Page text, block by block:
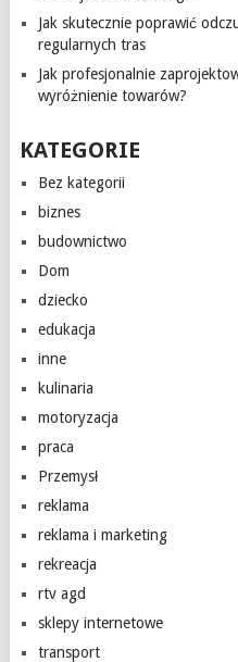
Jak skutecznie poprawić
regularnych tras
Jak profesjonalnie
wyróżnienie towarów?
KATEGORIE
Bez kategorii
biznes
budownictwo
Dom
dziecko
edukacja
inne
kulinaria
motoryzacja
praca
Przemysł
reklama
reklama i marketing
rekreacja
rtv agd
sklepy internetowe
transport